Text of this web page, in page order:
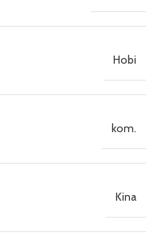
Hobi
kom.
Kina